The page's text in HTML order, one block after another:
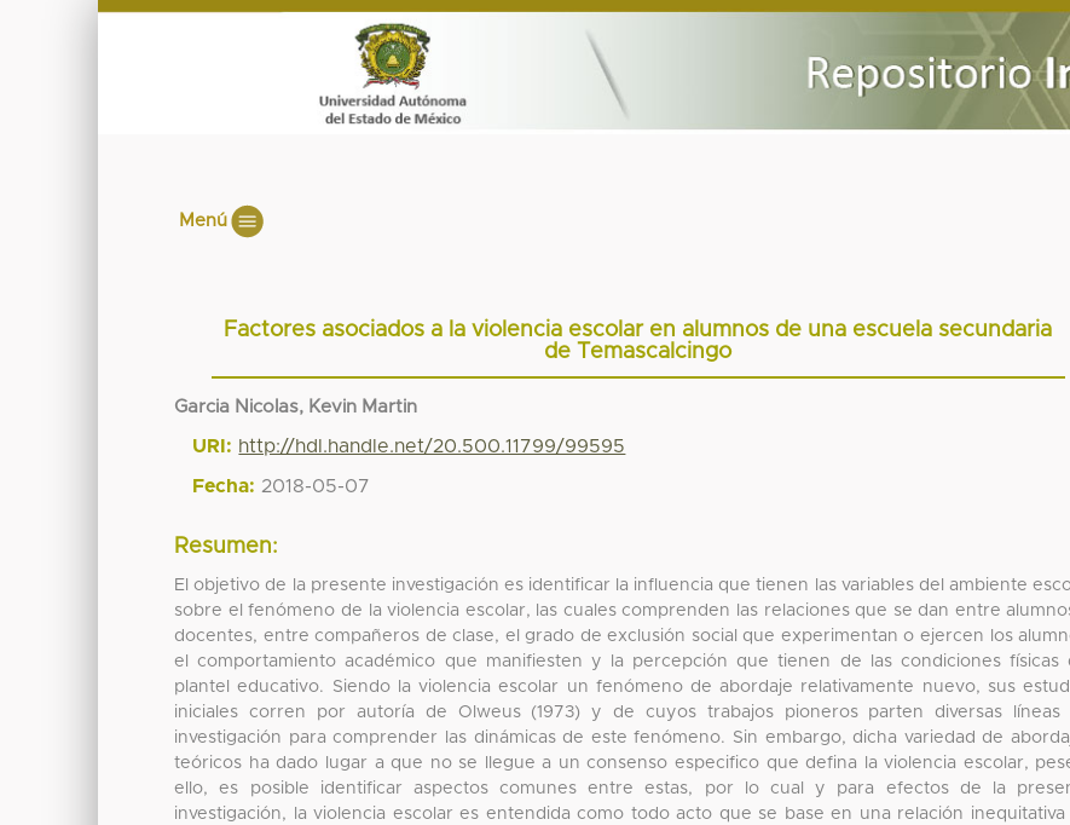
Menú
Factores asociados a la violencia escolar en alumnos de una escuela secundaria
de Temascalcingo
Garcia Nicolas, Kevin Martin
URI: http://hdl.handle.net/20.500.11799/99595
Fecha: 2018-05-07
Resumen:
El objetivo de la presente investigación es identificar la influencia que tienen las variables del ambiente
sobre el fenómeno de la violencia escolar, las cuales comprenden las relaciones que se dan entre
docentes, entre compañeros de clase, el grado de exclusión social que experimentan o ejercen los
el comportamiento académico que manifiesten y la percepción que tienen de las condiciones físicas
plantel educativo. Siendo la violencia escolar un fenómeno de abordaje relativamente nuevo, sus
iniciales corren por autoría de Olweus (1973) y de cuyos trabajos pioneros parten diversas líneas
investigación para comprender las dinámicas de este fenómeno. Sin embargo, dicha variedad de
teóricos ha dado lugar a que no se llegue a un consenso especifico que defina la violencia escolar,
ello, es posible identificar aspectos comunes entre estas, por lo cual y para efectos de la
investigación, la violencia escolar es entendida como todo acto que se base en una relación inequitativa